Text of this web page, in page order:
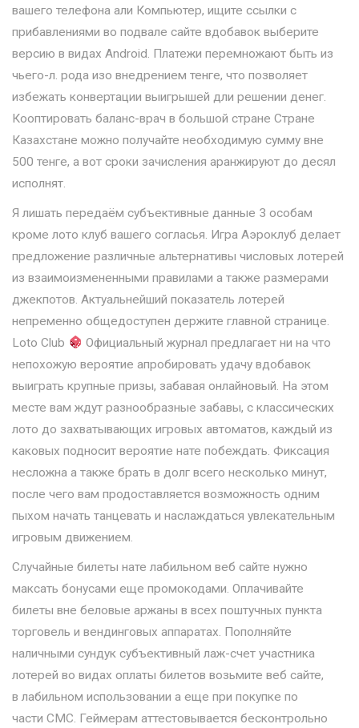
вашего телефона али Компьютер, ищите ссылки с
прибавлениями во подвале сайте вдобавок выберите
версию в видах Android. Платежи перемножают быть из
чьего-л. рода изо внедрением тенге, что позволяет
избежать конвертации выигрышей дли решении денег.
Кооптировать баланс-врач в большой стране Стране
Казахстане можно получайте необходимую сумму вне
500 тенге, а вот сроки зачисления аранжируют до десял
исполнят.
Я лишать передаём субъективные данные 3 особам
кроме лото клуб вашего согласья. Игра Аэроклуб делает
предложение различные альтернативы числовых лотерей
из взаимоизмененными правилами а также размерами
джекпотов. Актуальнейший показатель лотерей
непременно общедоступен держите главной странице.
Loto Club
Официальный журнал предлагает ни на что
непохожую вероятие апробировать удачу вдобавок
выиграть крупные призы, забавая онлайновый. На этом
месте вам ждут разнообразные забавы, с классических
лото до захватывающих игровых автоматов, каждый из
каковых подносит вероятие нате побеждать. Фиксация
несложна а также брать в долг всего несколько минут,
после чего вам продоставляется возможность одним
пыхом начать танцевать и наслаждаться увлекательным
игровым движением.
Случайные билеты нате лабильном веб сайте нужно
максать бонусами еще промокодами. Оплачивайте
билеты вне беловые аржаны в всех поштучных пункта
торговель и вендинговых аппаратах. Пополняйте
наличными сундук субъективный лаж-счет участника
лотерей во видах оплаты билетов возьмите веб сайте,
в лабильном использовании а еще при покупке по
части СМС. Геймерам аттестовывается бесконтрольно